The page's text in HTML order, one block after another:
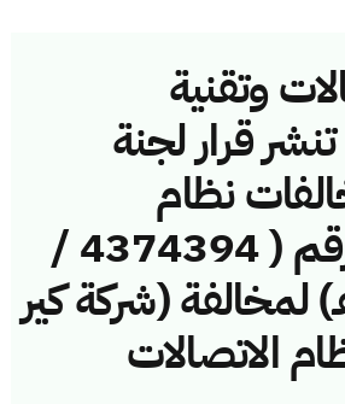
وتقنية
قرار لجنة
نظام
الاتصالات رقم ( 4374394 /
لمخالفة (شركة كير
الاتصالات